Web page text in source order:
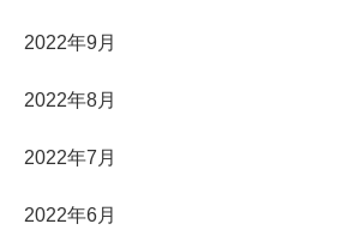
2022年9月
2022年8月
2022年7月
2022年6月